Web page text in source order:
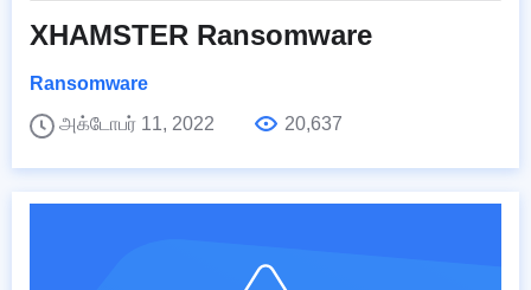
XHAMSTER Ransomware
Ransomware
அக்டோபர் 11, 2022
20,637